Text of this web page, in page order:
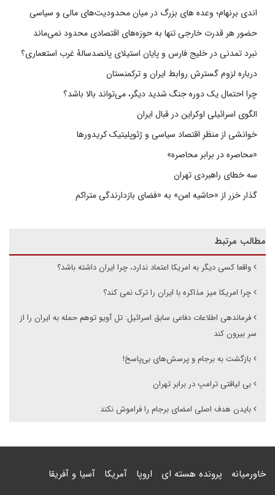
اندی برنهام؛ وعده های بزرگ در میان محدودیت‌های مالی و سیاسی
حضور هر قدرت خارجی تنها به حوزه‌های اقتصادی محدود نمی‌ماند
نبرد تمدنی در خلیج فارس و پایان استیلای پانصدسالۀ غرب استعماری؟
درباره لزوم گسترش روابط ایران و ترکمنستان
چرا احتمال یک دوره جنگ شدید دیگر، می‌تواند بالا باشد؟
الگوی اسرائیلی اوکراین در قبال ایران
خوانشی از منظر اقتصاد سیاسی و ژئوپلیتیک کریدورها
«محاصره در برابر محاصره»
سه خطای راهبردی تهران
گذار خزر از «حاشیه امن» به «فضای بازدارندگی متراکم
مطالب مرتبط
واقعا کسی دیگر به امریکا اعتماد ندارد، چرا ایران داشته باشد؟
چرا امریکا میز مذاکره با ایران را ترک نمی کند؟
فرماندهی اطلاعات دفاعی سابق اسرائیل: تل آویو توهم حمله به ایران را از
سر بیرون کند
بازگشت به برجام و پرسش‌های بی‌پاسخ!
بی لیاقتی ترامپ در برابر تهران
بایدن هدف اصلی امضای برجام را فراموش نکند
خاورمیانه پرونده هسته ای اروپا آمریکا آسیا و آفریقا